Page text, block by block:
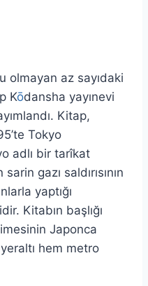
olmayan az sayıdaki
Kōdansha yayınevi
Kitap,
Tokyo
adlı bir tarîkat
gazı saldırısının
yaptığı
Kitabın başlığı
Japonca
hem metro